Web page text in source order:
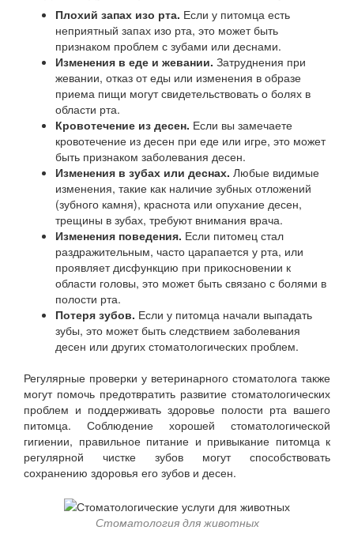
Плохий запах изо рта. Если у питомца есть
неприятный запах изо рта, это может быть
признаком проблем с зубами или деснами.
Изменения в еде и жевании. Затруднения при
жевании, отказ от еды или изменения в образе
приема пищи могут свидетельствовать о болях в
области рта.
Кровотечение из десен. Если вы замечаете
кровотечение из десен при еде или игре, это может
быть признаком заболевания десен.
Изменения в зубах или деснах. Любые видимые
изменения, такие как наличие зубных отложений
(зубного камня), краснота или опухание десен,
трещины в зубах, требуют внимания врача.
Изменения поведения. Если питомец стал
раздражительным, часто царапается у рта, или
проявляет дисфункцию при прикосновении к
области головы, это может быть связано с болями в
полости рта.
Потеря зубов. Если у питомца начали выпадать
зубы, это может быть следствием заболевания
десен или других стоматологических проблем.
Регулярные проверки у ветеринарного стоматолога также
могут помочь предотвратить развитие стоматологических
проблем и поддерживать здоровье полости рта вашего
питомца. Соблюдение хорошей стоматологической
гигиении, правильное питание и привыкание питомца к
регулярной чистке зубов могут способствовать
сохранению здоровья его зубов и десен.
Стоматология для животных